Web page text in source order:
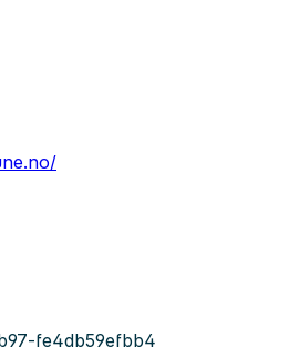
fe4db59efbb4